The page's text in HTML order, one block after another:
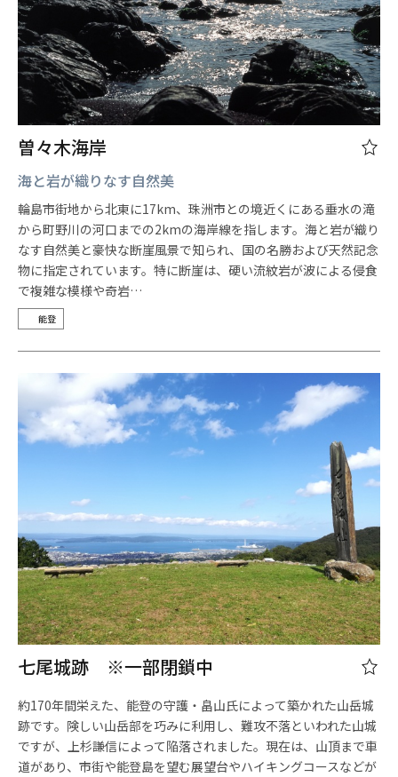
曽々木海岸
海と岩が織りなす自然美
輪島市街地から北東に17km、珠洲市との境近くにある垂水の滝
から町野川の河口までの2kmの海岸線を指します。海と岩が織り
なす自然美と豪快な断崖風景で知られ、国の名勝および天然記念
物に指定されています。特に断崖は、硬い流紋岩が波による侵食
で複雑な模様や奇岩…
能登
七尾城跡 ※一部閉鎖中
約170年間栄えた、能登の守護・畠山氏によって築かれた山岳城
跡です。険しい山岳部を巧みに利用し、難攻不落といわれた山城
ですが、上杉謙信によって陥落されました。現在は、山頂まで車
道があり、市街や能登島を望む展望台やハイキングコースなどが